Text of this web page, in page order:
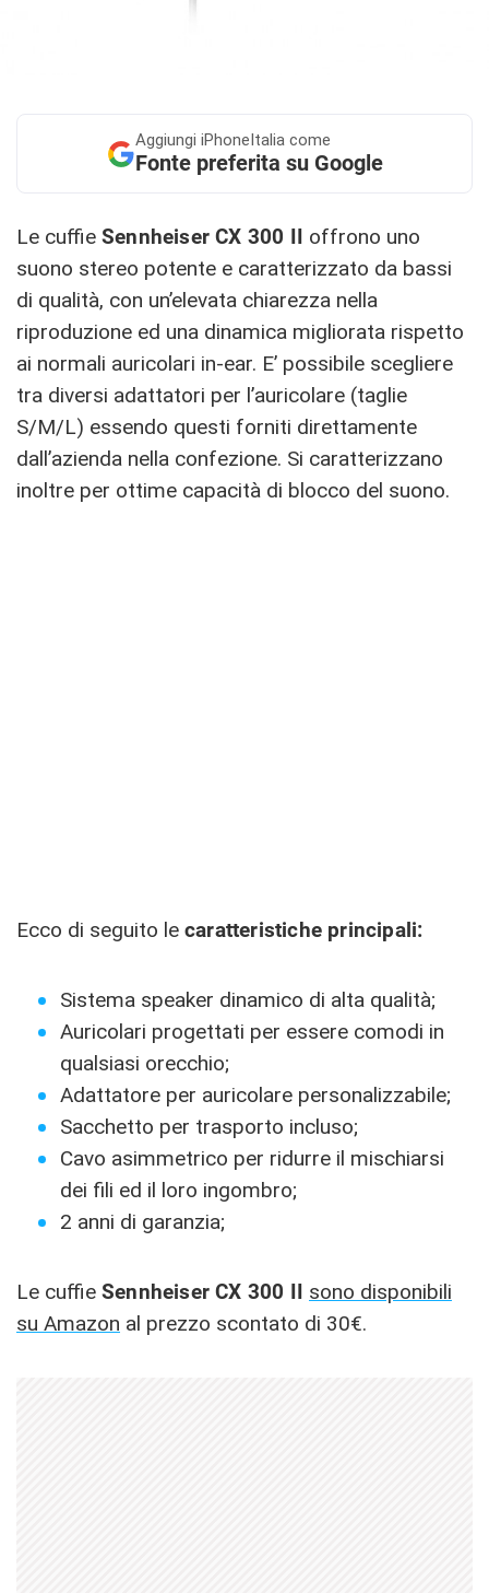
Aggiungi iPhoneItalia come
Fonte preferita su Google
Le cuffie Sennheiser CX 300 II offrono uno
suono stereo potente e caratterizzato da bassi
di qualità, con un’elevata chiarezza nella
riproduzione ed una dinamica migliorata rispetto
ai normali auricolari in-ear. E’ possibile scegliere
tra diversi adattatori per l’auricolare (taglie
S/M/L) essendo questi forniti direttamente
dall’azienda nella confezione. Si caratterizzano
inoltre per ottime capacità di blocco del suono.
Ecco di seguito le caratteristiche principali:
Sistema speaker dinamico di alta qualità;
Auricolari progettati per essere comodi in
qualsiasi orecchio;
Adattatore per auricolare personalizzabile;
Sacchetto per trasporto incluso;
Cavo asimmetrico per ridurre il mischiarsi
dei fili ed il loro ingombro;
2 anni di garanzia;
Le cuffie Sennheiser CX 300 II sono disponibili
su Amazon al prezzo scontato di 30€.